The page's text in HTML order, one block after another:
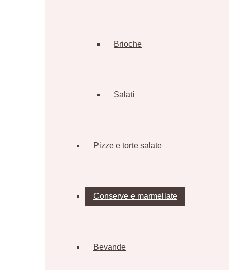
Brioche
Salati
Pizze e torte salate
Conserve e marmellate
Bevande